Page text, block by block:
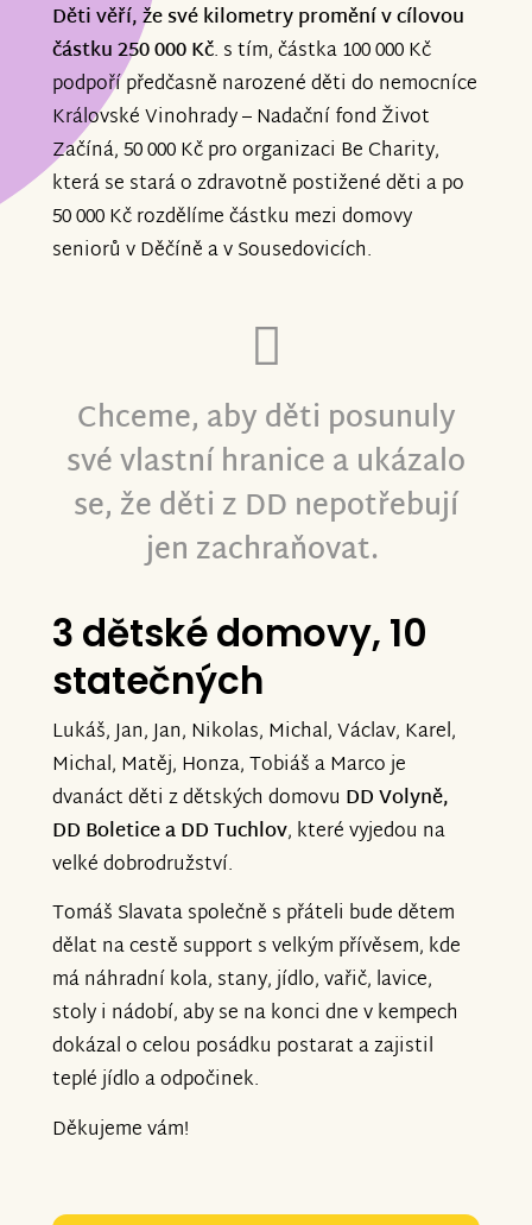
Děti věří, že své kilometry promění v cílovou
částku 250 000 Kč. s tím, částka 100 000 Kč
podpoří předčasně narozené děti do nemocníce
Královské Vinohrady – Nadační fond Život
Začíná, 50 000 Kč pro organizaci Be Charity,
která se stará o zdravotně postižené děti a po
50 000 Kč rozdělíme částku mezi domovy
seniorů v Děčíně a v Sousedovicích.
Chceme, aby děti posunuly
své vlastní hranice a ukázalo
se, že děti z DD nepotřebují
jen zachraňovat.
3 dětské domovy, 10
statečných
Lukáš, Jan, Jan, Nikolas, Michal, Václav, Karel,
Michal, Matěj, Honza, Tobiáš a Marco je
dvanáct děti z dětských domovu DD Volyně,
DD Boletice a DD Tuchlov, které vyjedou na
velké dobrodružství.
Tomáš Slavata společně s přáteli bude dětem
dělat na cestě support s velkým přívěsem, kde
má náhradní kola, stany, jídlo, vařič, lavice,
stoly i nádobí, aby se na konci dne v kempech
dokázal o celou posádku postarat a zajistil
teplé jídlo a odpočinek.
Děkujeme vám!